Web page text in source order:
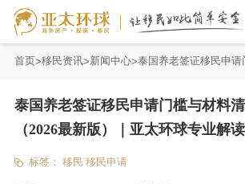
首页 移民资讯 新闻中心
泰国养老签证移民申请门槛与材料
（2026最新版）｜亚太环球专业解读
标签： 移民 移民申请